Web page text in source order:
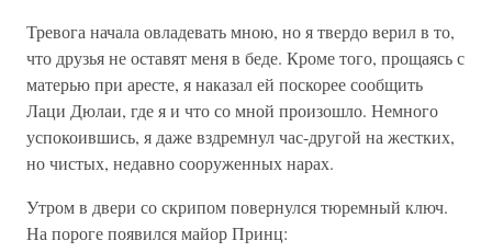
Тревога начала овладевать мною, но я твердо верил в то,
что друзья не оставят меня в беде. Кроме того, прощаясь с
матерью при аресте, я наказал ей поскорее сообщить
Лаци Дюлаи, где я и что со мной произошло. Немного
успокоившись, я даже вздремнул час-другой на жестких,
но чистых, недавно сооруженных нарах.
Утром в двери со скрипом повернулся тюремный ключ.
На пороге появился майор Принц: